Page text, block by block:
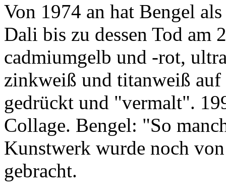
Von 1974 an hat Bengel
Dali bis zu dessen Tod am
cadmiumgelb und -rot,
zinkweiß und titanweiß
gedrückt und "vermalt".
Collage. Bengel: "So
Kunstwerk wurde noch
gebracht.